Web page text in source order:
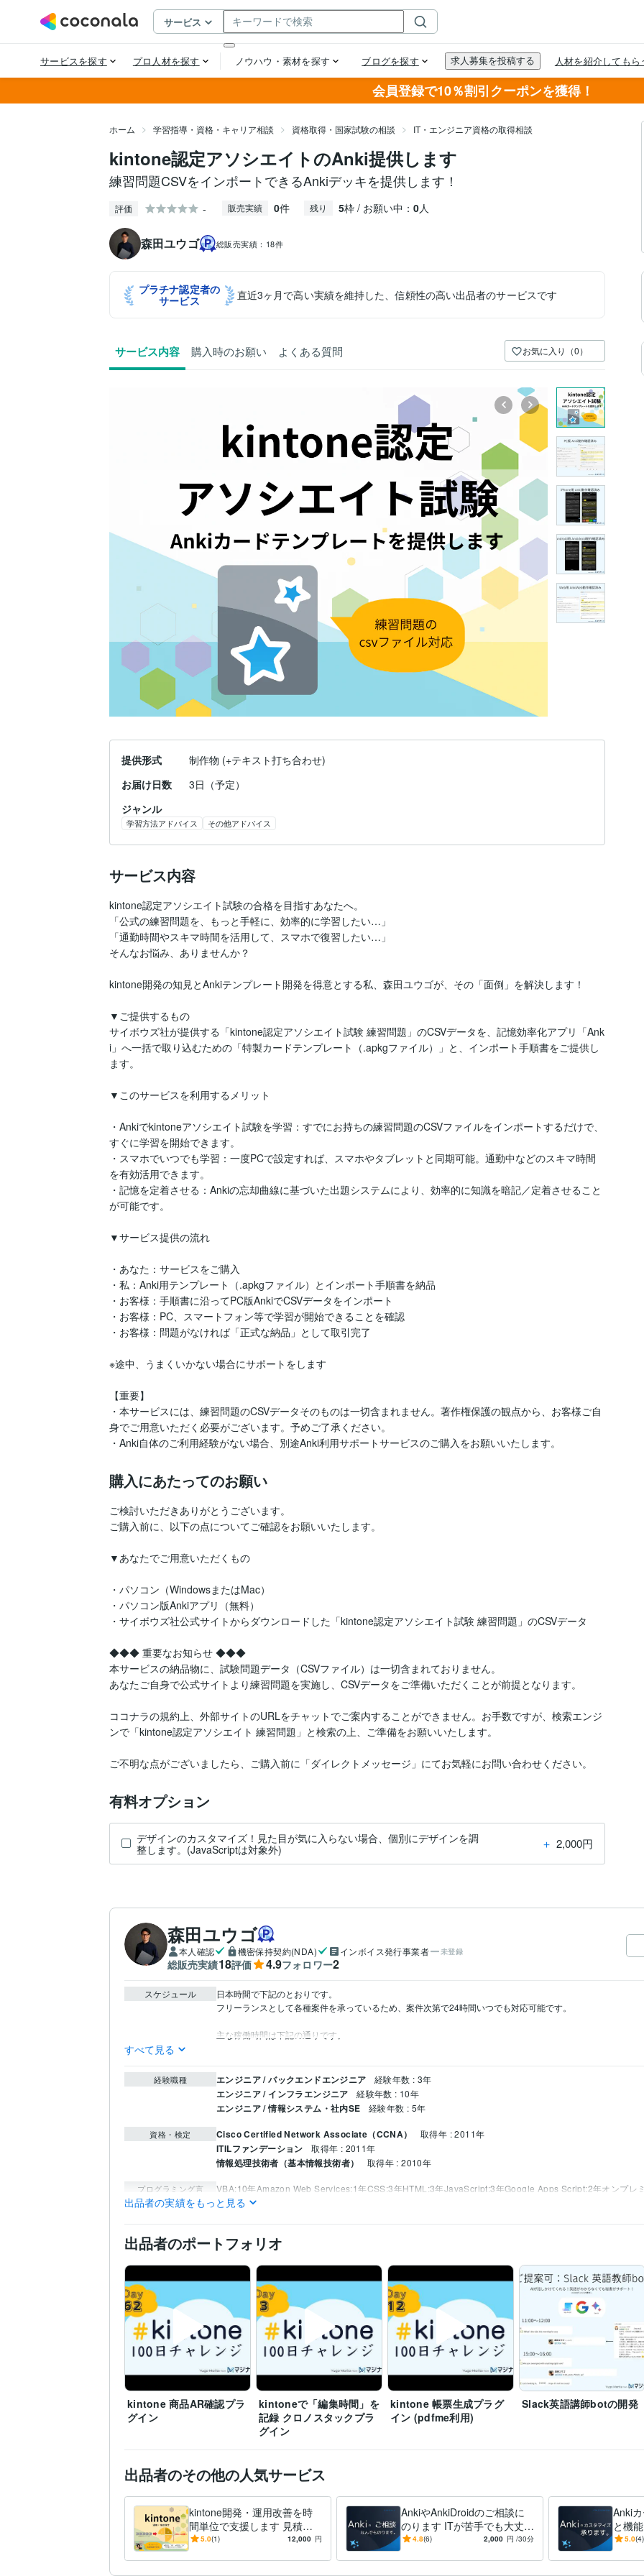
会員登録で10％割引クーポンを獲得！
ホーム 学習指導・資格・キャリア相談 資格取得・国家試験の相談 IT・エンジニア資格の取得相談
kintone認定アソシエイトのAnki提供します
練習問題CSVをインポートできるAnkiデッキを提供します！
評価 - 販売実績 0件 残り 5枠 / お願い中： 0人
森田ユウゴ 総販売実績： 18件
プラチナ認定者の
サービス
直近3ヶ月で高い実績を維持した、信頼性の高い出品者のサービスです
サービス内容 購入時のお願い よくある質問 お気に入り（0）
提供形式
制作物 (+テキスト打ち合わせ)
お届け日数
3日（予定）
ジャンル
学習方法アドバイス その他アドバイス
サービス内容
kintone認定アソシエイト試験の合格を目指すあなたへ。
「公式の練習問題を、もっと手軽に、効率的に学習したい…」
「通勤時間やスキマ時間を活用して、スマホで復習したい…」
そんなお悩み、ありませんか？
kintone開発の知見とAnkiテンプレート開発を得意とする私、森田ユウゴが、その「面倒」を解決します！
▼ご提供するもの
サイボウズ社が提供する「kintone認定アソシエイト試験 練習問題」のCSVデータを、記憶効率化アプリ「Ank
i」へ一括で取り込むための「特製カードテンプレート（.apkgファイル）」と、インポート手順書をご提供し
ます。
▼このサービスを利用するメリット
・Ankiでkintoneアソシエイト試験を学習：すでにお持ちの練習問題のCSVファイルをインポートするだけで、
すぐに学習を開始できます。
・スマホでいつでも学習：一度PCで設定すれば、スマホやタブレットと同期可能。通勤中などのスキマ時間
を有効活用できます。
・記憶を定着させる：Ankiの忘却曲線に基づいた出題システムにより、効率的に知識を暗記／定着させること
が可能です。
▼サービス提供の流れ
・あなた：サービスをご購入
・私：Anki用テンプレート（.apkgファイル）とインポート手順書を納品
・お客様：手順書に沿ってPC版AnkiでCSVデータをインポート
・お客様：PC、スマートフォン等で学習が開始できることを確認
・お客様：問題がなければ「正式な納品」として取引完了
※途中、うまくいかない場合にサポートをします
【重要】
・本サービスには、練習問題のCSVデータそのものは一切含まれません。著作権保護の観点から、お客様ご自
身でご用意いただく必要がございます。予めご了承ください。
・Anki自体のご利用経験がない場合、別途Anki利用サポートサービスのご購入をお願いいたします。
購入にあたってのお願い
ご検討いただきありがとうございます。
ご購入前に、以下の点についてご確認をお願いいたします。
▼あなたでご用意いただくもの
・パソコン（WindowsまたはMac）
・パソコン版Ankiアプリ（無料）
・サイボウズ社公式サイトからダウンロードした「kintone認定アソシエイト試験 練習問題」のCSVデータ
◆◆◆ 重要なお知らせ ◆◆◆
本サービスの納品物に、試験問題データ（CSVファイル）は一切含まれておりません。
あなたご自身で公式サイトより練習問題を実施し、CSVデータをご準備いただくことが前提となります。
ココナラの規約上、外部サイトのURLをチャットでご案内することができません。お手数ですが、検索エンジ
ンで「kintone認定アソシエイト 練習問題」と検索の上、ご準備をお願いいたします。
ご不明な点がございましたら、ご購入前に「ダイレクトメッセージ」にてお気軽にお問い合わせください。
有料オプション
デザインのカスタマイズ！見た目が気に入らない場合、個別にデザインを調
整します。(JavaScriptは対象外)
＋ 2,000円
森田ユウゴ
本人確認 機密保持契約(NDA) インボイス発行事業者 未登録
総販売実績18評価 4.9フォロワー2
スケジュール
日本時間で下記のとおりです。
フリーランスとして各種案件を承っているため、案件次第で24時間いつでも対応可能です。
主な稼働時間は下記の通りです。
すべて見る
経験職種 エンジニア / バックエンドエンジニア 経験年数 : 3年
エンジニア / インフラエンジニア 経験年数 : 10年
エンジニア / 情報システム・社内SE 経験年数 : 5年
資格・検定 Cisco Certified Network Associate（CCNA） 取得年 : 2011年
ITILファンデーション 取得年 : 2011年
情報処理技術者（基本情報技術者） 取得年 : 2010年
プログラミング言
語・フレームワーク
VBA:10年Amazon Web Services:1年CSS:3年HTML:3年JavaScript:3年Google Apps Script:2年オンプレ
ビジネス・クリエイ Access:10年Excel:13年PowerPoint:13年Word:13年kintone:1年Canva:3年Figma:3年Adobe XD:3年
得意分野 IT相談・システム開発 kintoneカスタマイズ Ankiカスタマイズ 業務整理・業務自動化 kintone伴走支援
ver)自動化
kintone Javascript 業務改善 市民開発 伴走支援 anki 暗記
出張撮影・出張サービス 台湾でご希望の観光地・店舗で写真撮影など
台湾 日系企業 小売り 観光
出品者の実績をもっと見る
出品者のポートフォリオ
kintone 商品AR確認プラ
グイン
kintoneで「編集時間」を
記録 クロノスタックプラ
グイン
kintone 帳票生成プラグ
イン (pdfme利用)
Slack英語講師botの開発
出品者のその他の人気サービス
kintone開発・運用改善を時
間単位で支援します 見積不
要の工数チケット型。設定変
5.0(1) 12,000 円
AnkiやAnkiDroidのご相談に
のります ITが苦手でも大丈
夫。記憶の定着を加速させま
4.8(6) 2,000 円 /30分
Anki
と機
に不
5.0(4)